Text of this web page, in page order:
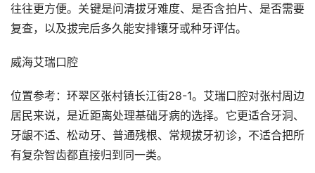
往往更方便。关键是问清拔牙难度、是否含拍片、是否需要
复查，以及拔完后多久能安排镶牙或种牙评估。
威海艾瑞口腔
位置参考：环翠区张村镇长江街28-1。艾瑞口腔对张村周边
居民来说，是近距离处理基础牙病的选择。它更适合牙洞、
牙龈不适、松动牙、普通残根、常规拔牙初诊，不适合把所
有复杂智齿都直接归到同一类。